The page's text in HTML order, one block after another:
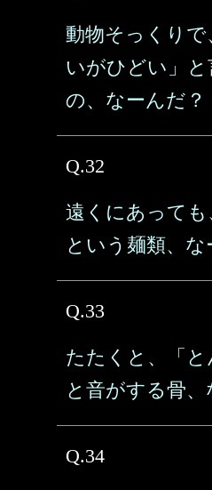
動物そっくりで
いがひどい」と
の、なーんだ？
Q.32
遠くにあっても
という麺類、な
Q.33
たたくと、「と
と音がする骨、
Q.34